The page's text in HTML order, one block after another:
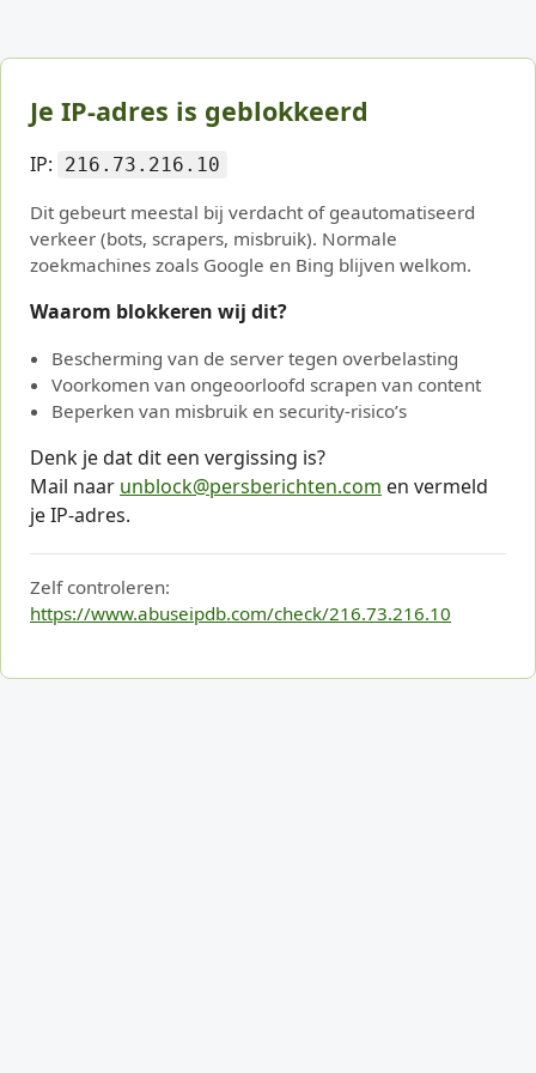
Je IP-adres is geblokkeerd
IP: 216.73.216.10
Dit gebeurt meestal bij verdacht of geautomatiseerd
verkeer (bots, scrapers, misbruik). Normale
zoekmachines zoals Google en Bing blijven welkom.
Waarom blokkeren wij dit?
Bescherming van de server tegen overbelasting
Voorkomen van ongeoorloofd scrapen van content
Beperken van misbruik en security-risico’s
Denk je dat dit een vergissing is?
Mail naar unblock@persberichten.com en vermeld
je IP-adres.
Zelf controleren:
https://www.abuseipdb.com/check/216.73.216.10